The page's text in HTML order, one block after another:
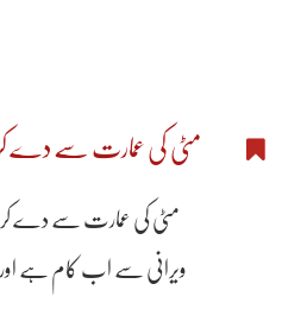
مٹی کی عمارت سے دے کر
مٹی کی عمارت سے دے کر
ویرانی سے اب کام ہے اور